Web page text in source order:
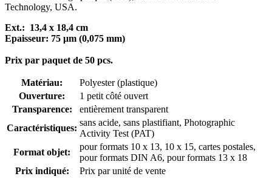
Technology, USA.
Ext.: 13,4 x 18,4 cm
Epaisseur: 75 μm (0,075 mm)
Prix par paquet de 50 pcs.
Matériau:
Polyester (plastique)
Ouverture:
1 petit côté ouvert
Transparence:
entièrement transparent
Caractéristiques:
sans acide, sans plastifiant, Photographic
Activity Test (PAT)
Format objet:
pour formats 10 x 13, 10 x 15, cartes postales,
pour formats DIN A6, pour formats 13 x 18
Prix indiqué:
Prix par unité de vente